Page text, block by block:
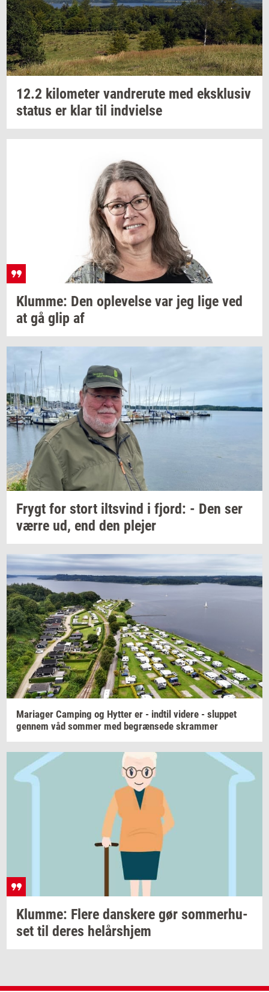
12.2 ki­lo­me­ter van­dre­ru­te med eks­klu­siv
sta­tus er klar til ind­vi­el­se
Klum­me: Den op­le­vel­se var jeg lige ved
at gå glip af
Frygt for stort iltsvind i fjord: - Den ser
værre ud, end den ple­jer
Ma­ri­a­ger Cam­ping og Hyt­ter er - ind­til vi­de­re - slup­pet
gen­nem våd som­mer med be­græn­se­de skram­mer
Klum­me: Flere dan­ske­re gør som­mer­hu­
set til deres helårs­hjem